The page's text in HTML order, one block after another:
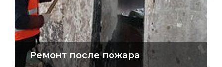
Ремонт после пожара